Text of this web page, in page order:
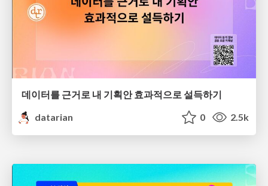
데이터를 근거로 내 기획안 효과적으로 설득하기
datarian
0 2.5k